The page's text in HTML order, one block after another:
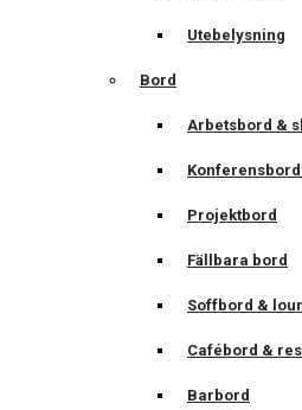
Utebelysning
Bord
Arbetsbord &
Projektbord
Fällbara bord
Soffbord &
Cafébord &
Barbord